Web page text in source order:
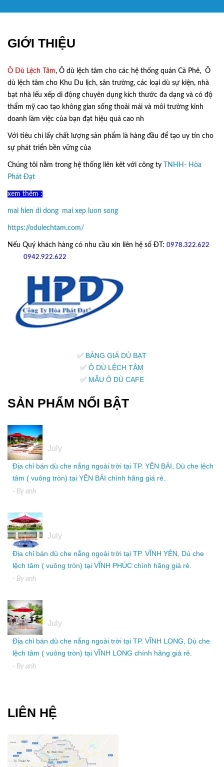
GIỚI THIỆU
Ô Dù Lệch Tâm, Ô dù lệch tâm cho các hệ thống quán Cà Phê, Ô
dù lệch tâm cho Khu Du lịch, sân trường, các loại dù sự kiện, nhà
bạt nhà lếu xếp di động chuyên dụng kích thước đa dạng và có độ
thẩm mỹ cao tạo không gian sống thoải mái và môi trường kinh
doanh làm việc của bạn đạt hiệu quả cao nh
Với tiêu chí lấy chất lượng sản phẩm là hàng đầu để tạo uy tín cho
sự phát triển bền vững của
Chúng tôi nằm trong hệ thống liên kêt với công ty TNHH- Hòa
Phát Đạt
xem thêm :
mai hien di dong mai xep luon song
https://odulechtam.com/
Nếu Quý khách hàng có nhu cầu xin liên hệ số ĐT: 0978.322.622
0942.922.622
✅ BẢNG GIÁ DÙ BẠT
✅ Ô DÙ LỆCH TÂM
✅ MẪU Ô DÙ CAFE
SẢN PHẨM NỔI BẬT
July
Địa chỉ bán dù che nắng ngoài trời tại TP. YÊN BÁI, Dù che lệch
tâm ( vuông tròn) tại YÊN BÁI chính hãng giá rẻ.
- By anh
July
Địa chỉ bán dù che nắng ngoài trời tại TP. VĨNH YÊN, Dù che
lệch tâm ( vuông tròn) tại VĨNH PHÚC chính hãng giá rẻ.
- By anh
July
Địa chỉ bán dù che nắng ngoài trời tại TP. VĨNH LONG, Dù che
lệch tâm ( vuông tròn) tại VĨNH LONG chính hãng giá rẻ.
- By anh
LIÊN HỆ